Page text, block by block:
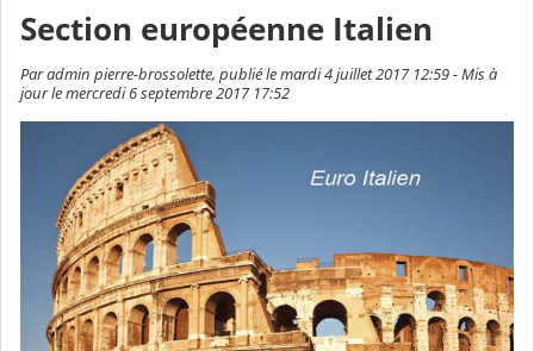
Section européenne Italien
Par admin pierre-brossolette, publié le mardi 4 juillet 2017 12:59 - Mis à
jour le mercredi 6 septembre 2017 17:52